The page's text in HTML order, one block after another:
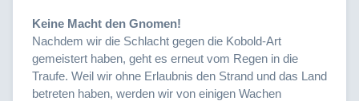
Keine Macht den Gnomen!
Nachdem wir die Schlacht gegen die Kobold-Art
gemeistert haben, geht es erneut vom Regen in die
Traufe. Weil wir ohne Erlaubnis den Strand und das Land
betreten haben, werden wir von einigen Wachen